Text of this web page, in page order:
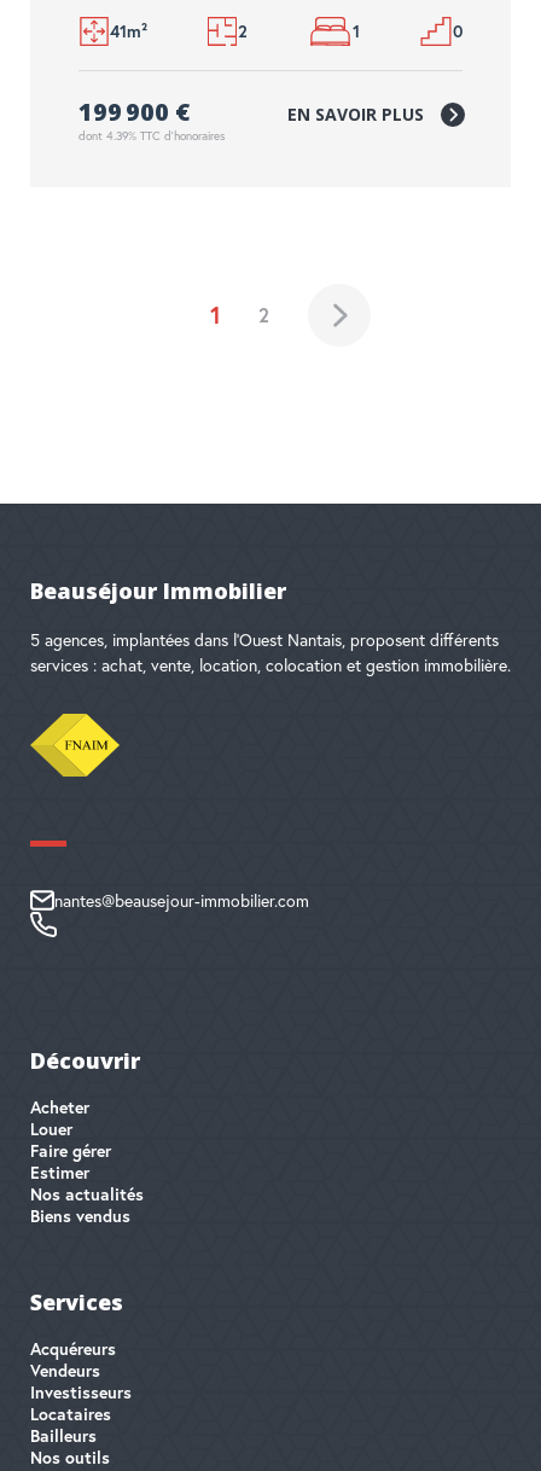
41m² 2 1 0
199 900 €
dont 4.39% TTC d'honoraires
EN SAVOIR PLUS
1 2
Beauséjour Immobilier
5 agences, implantées dans l'Ouest Nantais, proposent différents
services : achat, vente, location, colocation et gestion immobilière.
nantes@beausejour-immobilier.com
Découvrir
Acheter
Louer
Faire gérer
Estimer
Nos actualités
Biens vendus
Services
Acquéreurs
Vendeurs
Investisseurs
Locataires
Bailleurs
Nos outils